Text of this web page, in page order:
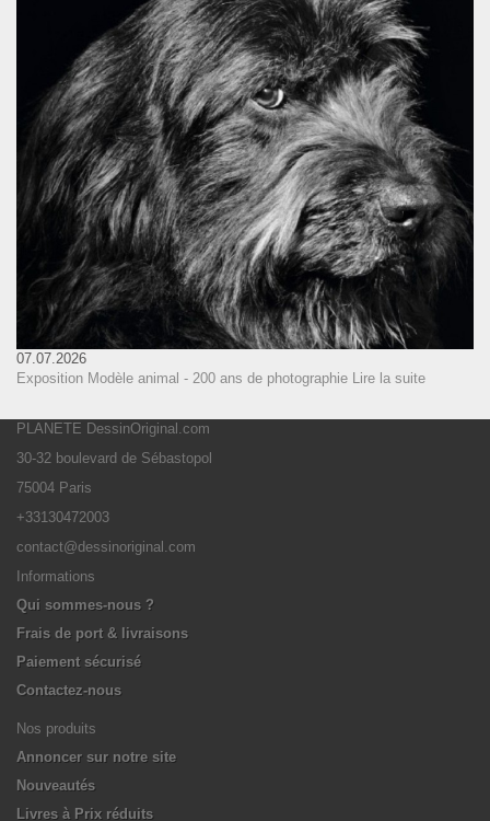
07.07.2026
Exposition Modèle animal - 200 ans de photographie
Lire la suite
PLANETE DessinOriginal.com
30-32 boulevard de Sébastopol
75004 Paris
+33130472003
contact@dessinoriginal.com
Informations
Qui sommes-nous ?
Frais de port & livraisons
Paiement sécurisé
Contactez-nous
Nos produits
Annoncer sur notre site
Nouveautés
Livres à Prix réduits